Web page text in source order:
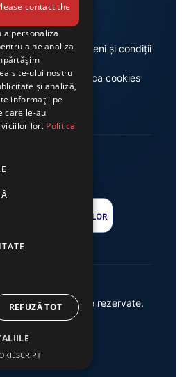
Termeni și condiții
Politica cookies
– Toate drepturile rezervate.
by {AW}
contact the
a personaliza
a ne analiza
site-ului nostru
și analiză,
informații pe
care le-au
lor. Politica
REFUZĂ TOT